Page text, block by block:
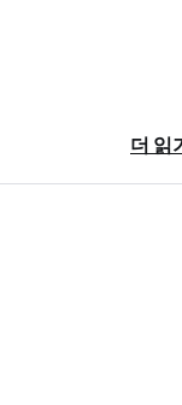
더 읽